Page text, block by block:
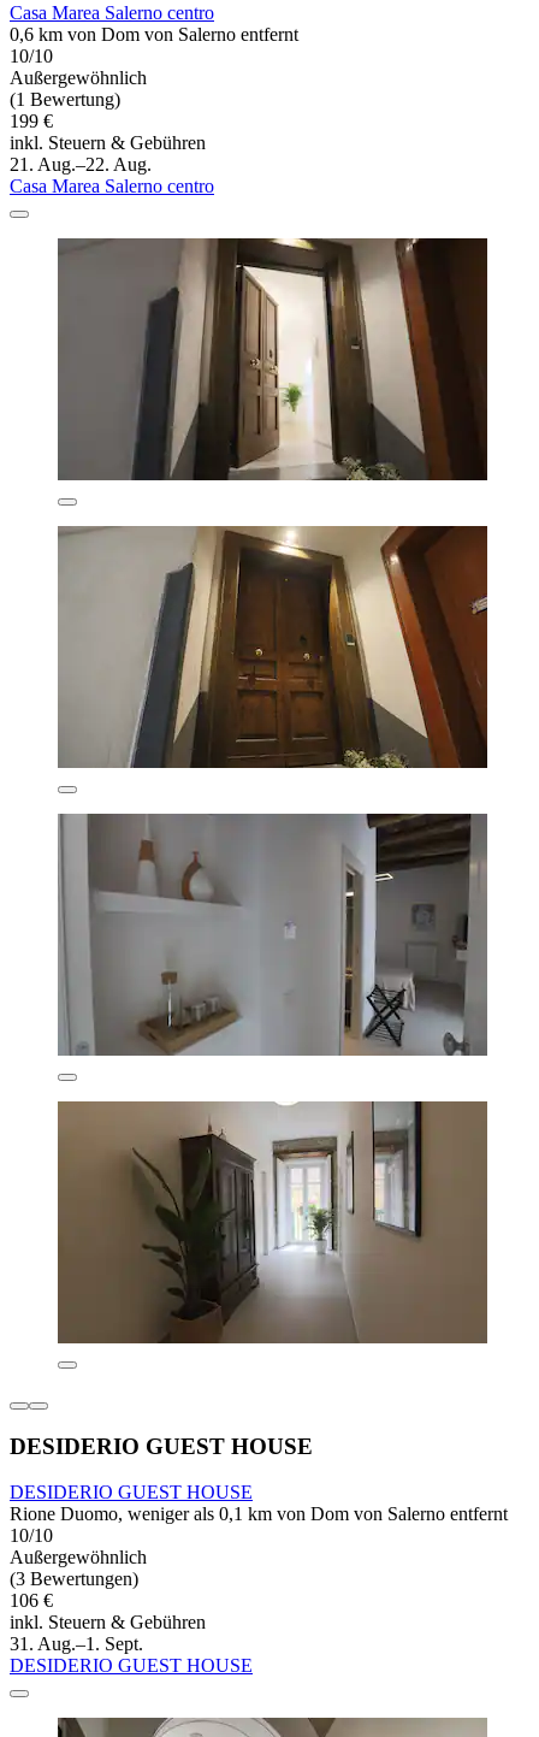
Casa Marea Salerno centro
0,6 km von Dom von Salerno entfernt
10/10
Außergewöhnlich
(1 Bewertung)
199 €
inkl. Steuern & Gebühren
21. Aug.–22. Aug.
Casa Marea Salerno centro
DESIDERIO GUEST HOUSE
DESIDERIO GUEST HOUSE
Rione Duomo, weniger als 0,1 km von Dom von Salerno entfernt
10/10
Außergewöhnlich
(3 Bewertungen)
106 €
inkl. Steuern & Gebühren
31. Aug.–1. Sept.
DESIDERIO GUEST HOUSE